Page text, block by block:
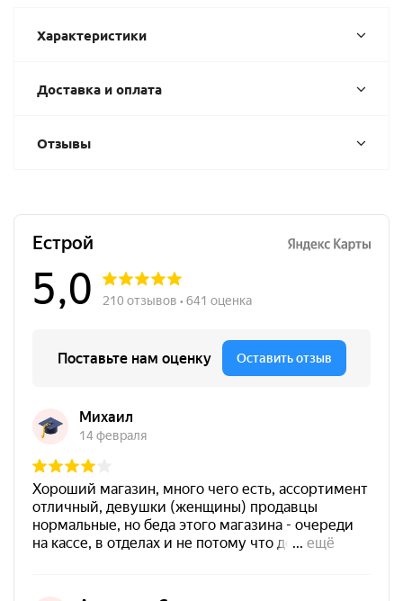
Характеристики
Доставка и оплата
Отзывы